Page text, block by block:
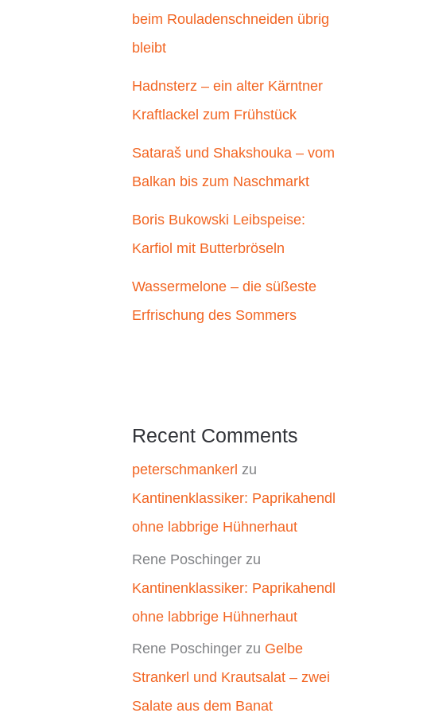
beim Rouladenschneiden übrig
bleibt
Hadnsterz – ein alter Kärntner
Kraftlackel zum Frühstück
Sataraš und Shakshouka – vom
Balkan bis zum Naschmarkt
Boris Bukowski Leibspeise:
Karfiol mit Butterbröseln
Wassermelone – die süßeste
Erfrischung des Sommers
Recent Comments
peterschmankerl zu
Kantinenklassiker: Paprikahendl
ohne labbrige Hühnerhaut
Rene Poschinger zu
Kantinenklassiker: Paprikahendl
ohne labbrige Hühnerhaut
Rene Poschinger zu Gelbe
Strankerl und Krautsalat – zwei
Salate aus dem Banat